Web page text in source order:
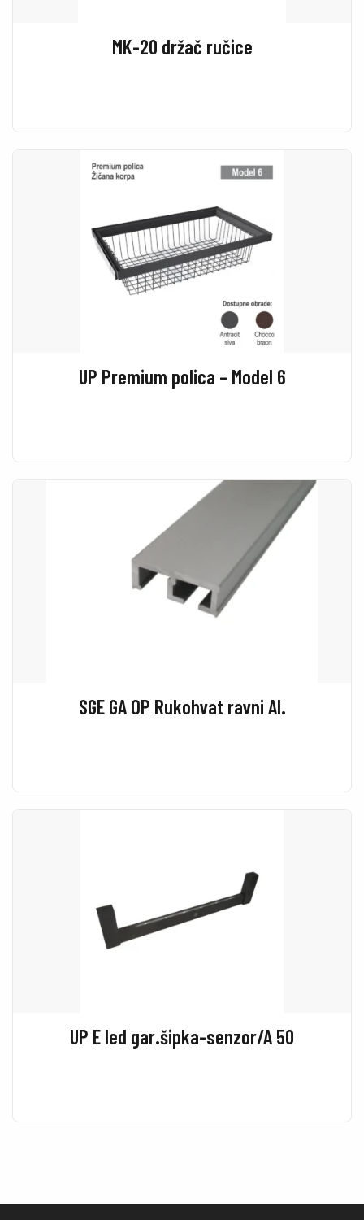
MK-20 držač ručice
UP Premium polica – Model 6
SGE GA OP Rukohvat ravni Al.
UP E led gar.šipka-senzor/A 50